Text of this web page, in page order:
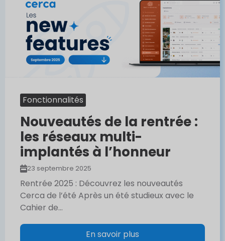
Fonctionnalités
Nouveautés de la rentrée :
les réseaux multi-
implantés à l’honneur
23 septembre 2025
Rentrée 2025 : Découvrez les nouveautés
Cerca de l’été Après un été studieux avec le
Cahier de...
En savoir plus